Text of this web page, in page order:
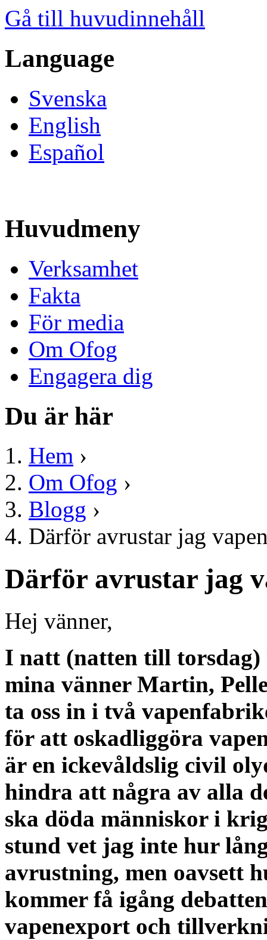
Gå till huvudinnehåll
Language
Svenska
English
Español
Huvudmeny
Verksamhet
Fakta
För media
Om Ofog
Engagera dig
Du är här
Hem ›
Om Ofog ›
Blogg ›
Därför avrustar jag
Därför avrustar jag
Hej vänner,
I natt (natten till torsdag)
mina vänner Martin,
ta oss in i två
för att oskadliggöra
är en ickevåldslig civil
hindra att några av alla
ska döda människor i
stund vet jag inte hur
avrustning, men oavsett
kommer få igång
vapenexport och